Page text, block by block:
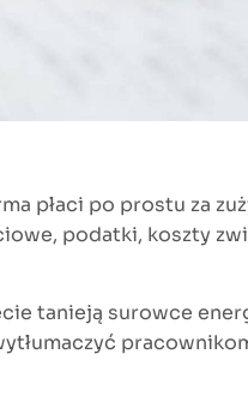
płaci po prostu za
podatki, koszty
tanieją surowce